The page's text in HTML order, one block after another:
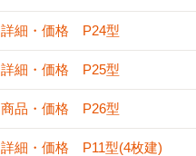
詳細・価格 P24型
詳細・価格 P25型
商品・価格 P26型
詳細・価格 P11型(4枚建)